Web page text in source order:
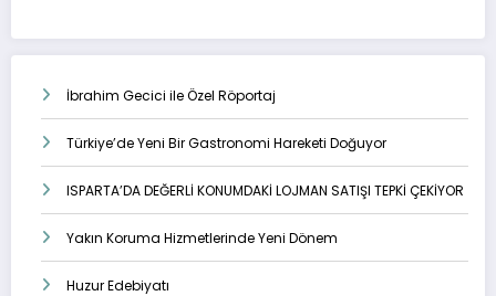
İbrahim Gecici ile Özel Röportaj
Türkiye’de Yeni Bir Gastronomi Hareketi Doğuyor
ISPARTA’DA DEĞERLİ KONUMDAKİ LOJMAN SATIŞI TEPKİ ÇEKİYOR
Yakın Koruma Hizmetlerinde Yeni Dönem
Huzur Edebiyatı